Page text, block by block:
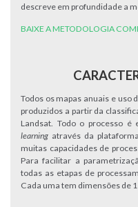
descreve em profundidade a
BAIXE A METODOLOGIA
Todos os mapas anuais e uso
produzidos a partir da
Landsat. Todo o processo é
learning através da
muitas capacidades de
Para facilitar a
todas as etapas de
Cada uma tem dimensões de